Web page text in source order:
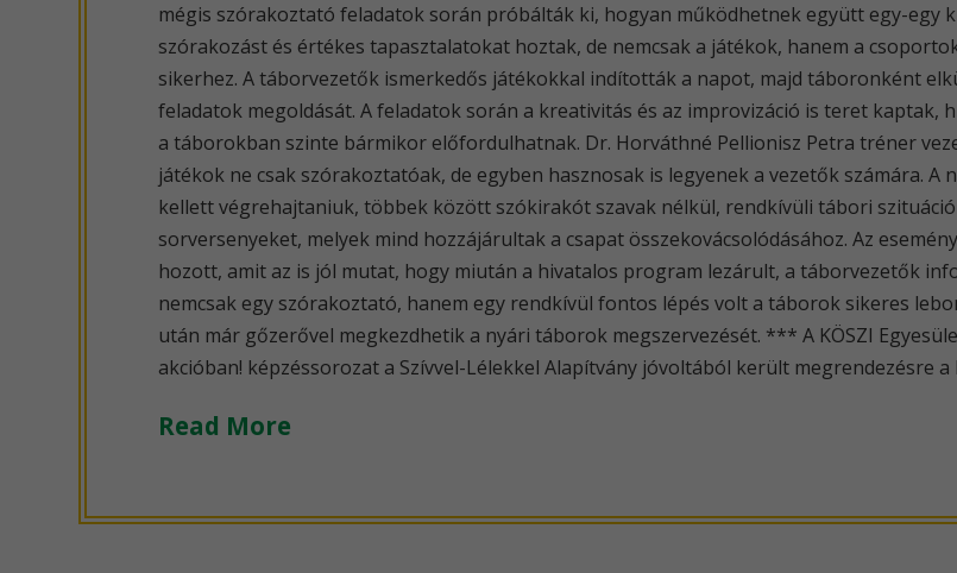
mégis szórakoztató feladatok során próbálták ki, hogyan működhetnek együtt egy-egy
szórakozást és értékes tapasztalatokat hoztak, de nemcsak a játékok, hanem a
sikerhez. A táborvezetők ismerkedős játékokkal indították a napot, majd táboronként
feladatok megoldását. A feladatok során a kreativitás és az improvizáció is teret kaptak,
a táborokban szinte bármikor előfordulhatnak. Dr. Horváthné Pellionisz Petra tréner
játékok ne csak szórakoztatóak, de egyben hasznosak is legyenek a vezetők számára.
kellett végrehajtaniuk, többek között szókirakót szavak nélkül, rendkívüli tábori
sorversenyeket, melyek mind hozzájárultak a csapat összekovácsolódásához. Az
hozott, amit az is jól mutat, hogy miután a hivatalos program lezárult, a táborvezetők
nemcsak egy szórakoztató, hanem egy rendkívül fontos lépés volt a táborok sikeres
után már gőzerővel megkezdhetik a nyári táborok megszervezését. *** A KÖSZI
akcióban! képzéssorozat a Szívvel-Lélekkel Alapítvány jóvoltából került megrendezésre a
Read More